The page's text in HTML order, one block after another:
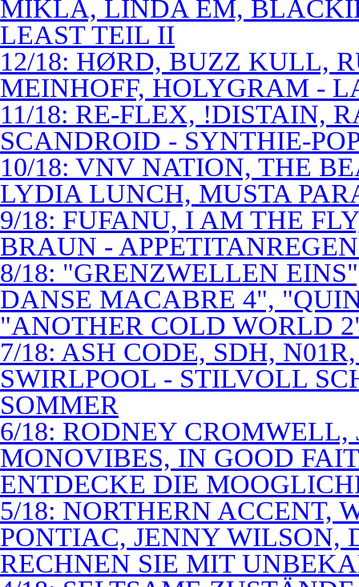
MIKLA, LINDA EM,
LEAST TEIL II
12/18: HØRD, BUZZ KULL,
MEINHOFF, HOLYGRAM -
11/18: RE-FLEX, !DISTAIN,
SCANDROID - SYNTHIE-
10/18: VNV NATION, THE
LYDIA LUNCH, MUSTA
9/18: FUFANU, I AM THE
BRAUN -
8/18: "GRENZWELLEN
DANSE MACABRE 4",
"ANOTHER COLD WORLD
7/18: ASH CODE, SDH,
SWIRLPOOL - STILVOLL
SOMMER
6/18: RODNEY
MONOVIBES, IN GOOD
ENTDECKE DIE
5/18: NORTHERN ACCENT,
PONTIAC, JENNY WILSON,
RECHNEN SIE MIT